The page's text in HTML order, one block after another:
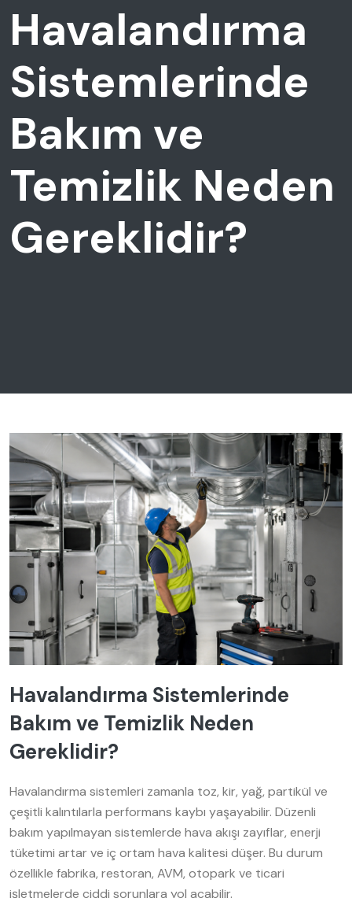
Havalandırma
Sistemlerinde
Bakım ve
Temizlik Neden
Gereklidir?
Havalandırma Sistemlerinde
Bakım ve Temizlik Neden
Gereklidir?
Havalandırma sistemleri zamanla toz, kir, yağ, partikül ve
çeşitli kalıntılarla performans kaybı yaşayabilir. Düzenli
bakım yapılmayan sistemlerde hava akışı zayıflar, enerji
tüketimi artar ve iç ortam hava kalitesi düşer. Bu durum
özellikle fabrika, restoran, AVM, otopark ve ticari
işletmelerde ciddi sorunlara yol açabilir.